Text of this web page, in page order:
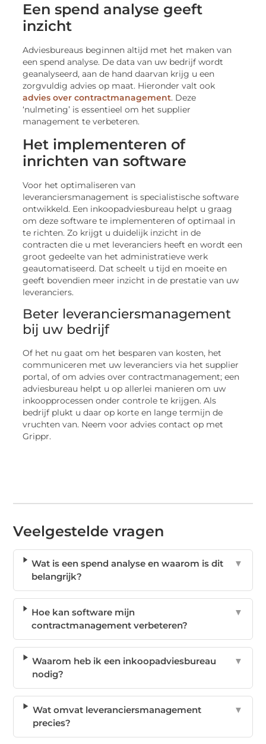
Een spend analyse geeft
inzicht
Adviesbureaus beginnen altijd met het maken van
een spend analyse. De data van uw bedrijf wordt
geanalyseerd, aan de hand daarvan krijg u een
zorgvuldig advies op maat. Hieronder valt ook
advies over contractmanagement. Deze
‘nulmeting’ is essentieel om het supplier
management te verbeteren.
Het implementeren of
inrichten van software
Voor het optimaliseren van
leveranciersmanagement is specialistische software
ontwikkeld. Een inkoopadviesbureau helpt u graag
om deze software te implementeren of optimaal in
te richten. Zo krijgt u duidelijk inzicht in de
contracten die u met leveranciers heeft en wordt een
groot gedeelte van het administratieve werk
geautomatiseerd. Dat scheelt u tijd en moeite en
geeft bovendien meer inzicht in de prestatie van uw
leveranciers.
Beter leveranciersmanagement
bij uw bedrijf
Of het nu gaat om het besparen van kosten, het
communiceren met uw leveranciers via het supplier
portal, of om advies over contractmanagement; een
adviesbureau helpt u op allerlei manieren om uw
inkoopprocessen onder controle te krijgen. Als
bedrijf plukt u daar op korte en lange termijn de
vruchten van. Neem voor advies contact op met
Grippr.
Veelgestelde vragen
Wat is een spend analyse en waarom is dit
belangrijk?
▼
Hoe kan software mijn
contractmanagement verbeteren?
▼
Waarom heb ik een inkoopadviesbureau
nodig?
▼
Wat omvat leveranciersmanagement
precies?
▼